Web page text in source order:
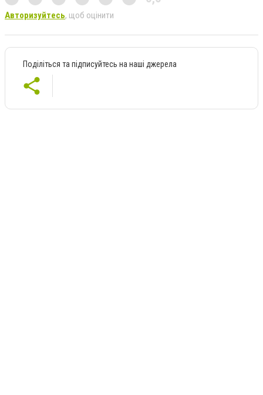
Авторизуйтесь, щоб оцінити
Поділіться та підписуйтесь на наші джерела